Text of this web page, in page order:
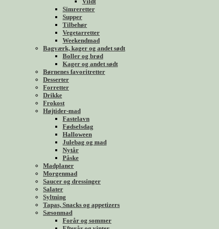
Simreretter
Supper
Tilbehør
Vegetarretter
Weekendmad
Bagværk, kager og andet sødt
Boller og brød
Kager og andet sødt
Børnenes favoritretter
Desserter
Forretter
Drikke
Frokost
Højtider-mad
Fastelavn
Fødselsdag
Halloween
Julebag og mad
Nytår
Påske
Madplaner
Morgenmad
Saucer og dressinger
Salater
Syltning
Tapas, Snacks og appetizers
Sæsonmad
Forår og sommer